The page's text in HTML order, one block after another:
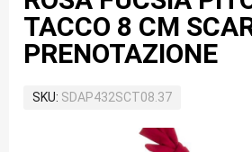
TACCO 8 CM
PRENOTAZIONE
SKU SDAP432SCT08.37